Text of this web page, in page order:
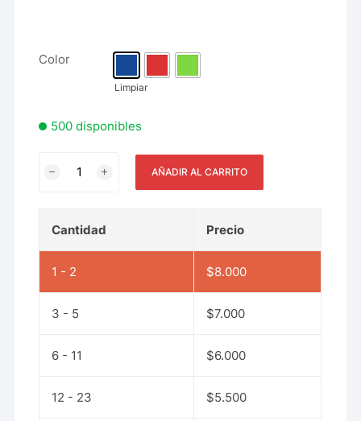
Color
Limpiar
500 disponibles
AÑADIR AL CARRITO
Cantidad Precio
1 - 2 $8.000
3 - 5 $7.000
6 - 11 $6.000
12 - 23 $5.500